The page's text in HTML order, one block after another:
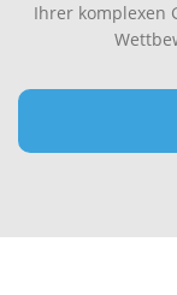
Ihrer komplexen